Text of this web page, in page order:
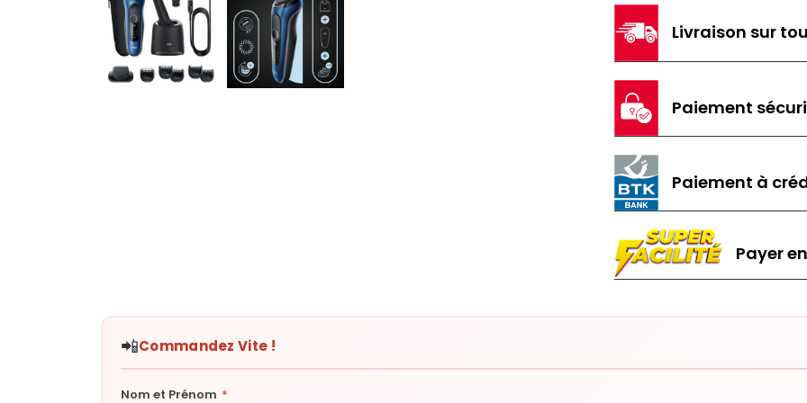
Livraison sur
Paiement
Paiement à
Payer
📲Commandez Vite !
Nom et Prénom *